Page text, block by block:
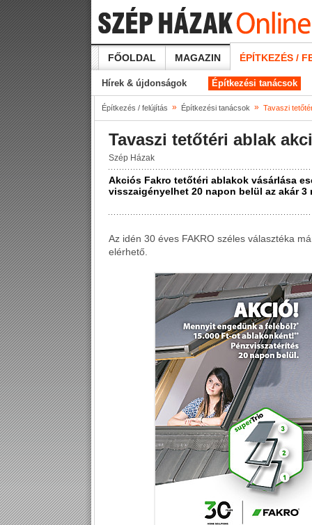
FŐOLDAL MAGAZIN ÉPÍTKEZÉS /
Hírek & újdonságok Építkezési tanácsok
Építkezés / felújítás » Építkezési tanácsok » Tavaszi
Tavaszi tetőtéri ablak
Szép Házak
Akciós Fakro tetőtéri ablakok vásárlása
visszaigényelhet 20 napon belül az akár
Az idén 30 éves FAKRO széles választéka
elérhető.